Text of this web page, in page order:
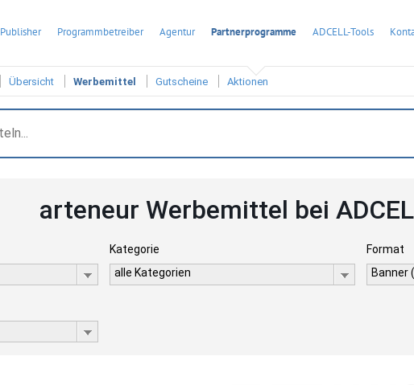
Publisher Programmbetreiber Agentur Partnerprogramme ADCELL-Tools
Übersicht Werbemittel Gutscheine Aktionen
arteneur Werbemittel bei
Kategorie
alle Kategorien
Format
Banner